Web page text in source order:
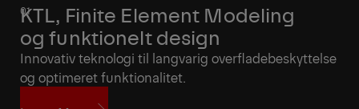
KTL, Finite Element Modeling
og funktionelt design
Innovativ teknologi til langvarig overfladebeskyttelse
og optimeret funktionalitet.